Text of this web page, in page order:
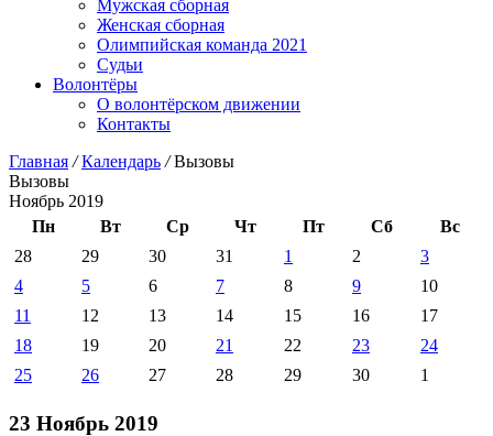
Мужская сборная
Женская сборная
Олимпийская команда 2021
Судьи
Волонтёры
О волонтёрском движении
Контакты
Главная / Календарь /Вызовы
Вызовы
Ноябрь 2019
Пн
Вт Ср Чт Пт Сб
Вс
28
29 30 31 1 2
3
4
5 6 7 8 9
10
11
12 13 14 15 16
17
18
19 20 21 22 23
24
25
26 27 28 29 30 1
23 Ноябрь 2019